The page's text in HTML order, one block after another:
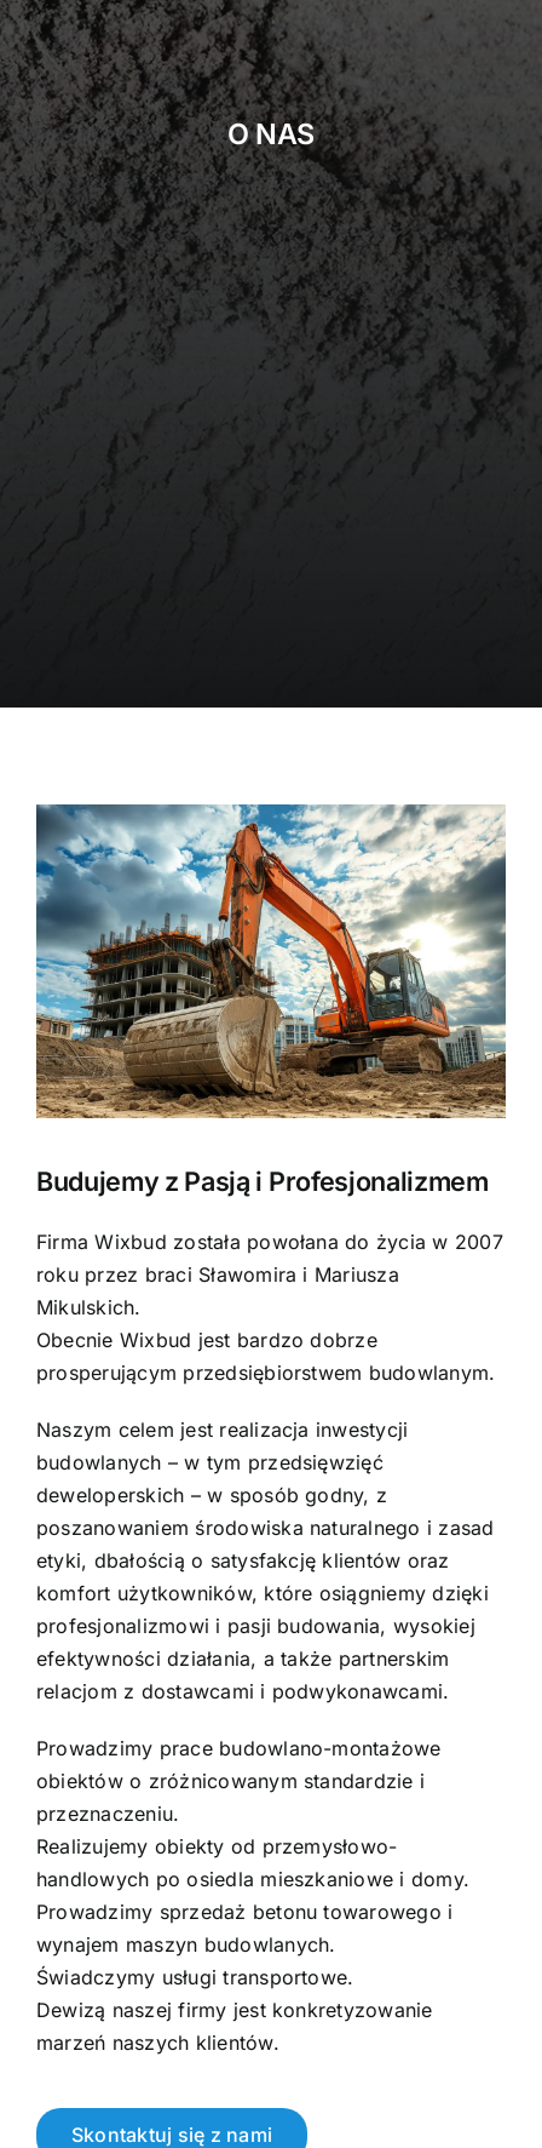
O NAS
Budujemy z Pasją i Profesjonalizmem
Firma Wixbud została powołana do życia w 2007
roku przez braci Sławomira i Mariusza
Mikulskich.
Obecnie Wixbud jest bardzo dobrze
prosperującym przedsiębiorstwem budowlanym.
Naszym celem jest realizacja inwestycji
budowlanych – w tym przedsięwzięć
deweloperskich – w sposób godny, z
poszanowaniem środowiska naturalnego i zasad
etyki, dbałością o satysfakcję klientów oraz
komfort użytkowników, które osiągniemy dzięki
profesjonalizmowi i pasji budowania, wysokiej
efektywności działania, a także partnerskim
relacjom z dostawcami i podwykonawcami.
Prowadzimy prace budowlano-montażowe
obiektów o zróżnicowanym standardzie i
przeznaczeniu.
Realizujemy obiekty od przemysłowo-
handlowych po osiedla mieszkaniowe i domy.
Prowadzimy sprzedaż betonu towarowego i
wynajem maszyn budowlanych.
Świadczymy usługi transportowe.
Dewizą naszej firmy jest konkretyzowanie
marzeń naszych klientów.
Skontaktuj się z nami